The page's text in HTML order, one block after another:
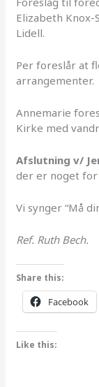
Elizabeth Knox-
Lidell.
Per foreslår at
arrangementer.
Annemarie
Kirke med
Afslutning v/
der er noget for
Vi synger “Må
Ref. Ruth Bech.
Share this:
Facebook
Like this: